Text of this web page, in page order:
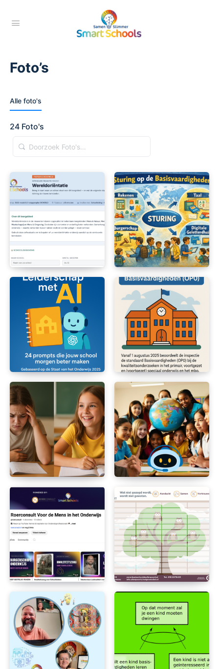
Foto’s
Alle foto's
24 Foto's
Doorzoek
Foto's…